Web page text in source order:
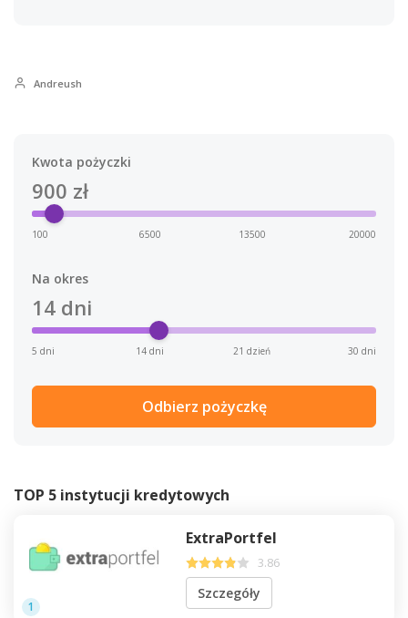
Andreush
Kwota pożyczki
900 zł
100 6500 13500 20000
Na okres
14 dni
5 dni 14 dni 21 dzień 30 dni
Odbierz pożyczkę
TOP 5 instytucji kredytowych
1
ExtraPortfel
3.86
Szczegóły